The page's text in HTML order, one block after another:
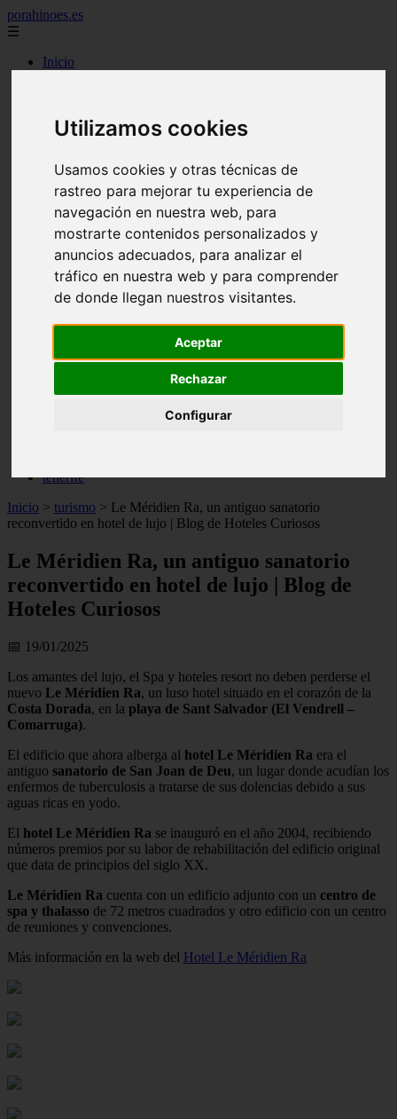
Utilizamos cookies
Usamos cookies y otras técnicas de
rastreo para mejorar tu experiencia de
navegación en nuestra web, para
mostrarte contenidos personalizados y
anuncios adecuados, para analizar el
tráfico en nuestra web y para comprender
de donde llegan nuestros visitantes.
Aceptar
Rechazar
Configurar
porahinoes.es
☰
Inicio
benidorm
c buenos aires
c entre rios
c generalidades del pais
c neuquen
c provincias
c rio negro
c santa fe
c tierra de fuego
c tucuman
destinos
lanzarote
tenerife
Inicio > turismo > Le Méridien Ra, un antiguo sanatorio
reconvertido en hotel de lujo | Blog de Hoteles Curiosos
Le Méridien Ra, un antiguo sanatorio
reconvertido en hotel de lujo | Blog de
Hoteles Curiosos
📅 19/01/2025
Los amantes del lujo, el Spa y hoteles resort no deben perderse el
nuevo Le Méridien Ra, un luso hotel situado en el corazón de la
Costa Dorada, en la playa de Sant Salvador (El Vendrell –
Comarruga).
El edificio que ahora alberga al hotel Le Méridien Ra era el
antiguo sanatorio de San Joan de Deu, un lugar donde acudían los
enfermos de tuberculosis a tratarse de sus dolencias debido a sus
aguas ricas en yodo.
El hotel Le Méridien Ra se inauguró en el año 2004, recibiendo
números premios por su labor de rehabilitación del edificio original
que data de principios del siglo XX.
Le Méridien Ra cuenta con un edificio adjunto con un centro de
spa y thalasso de 72 metros cuadrados y otro edificio con un centro
de reuniones y convenciones.
Más información en la web del Hotel Le Méridien Ra